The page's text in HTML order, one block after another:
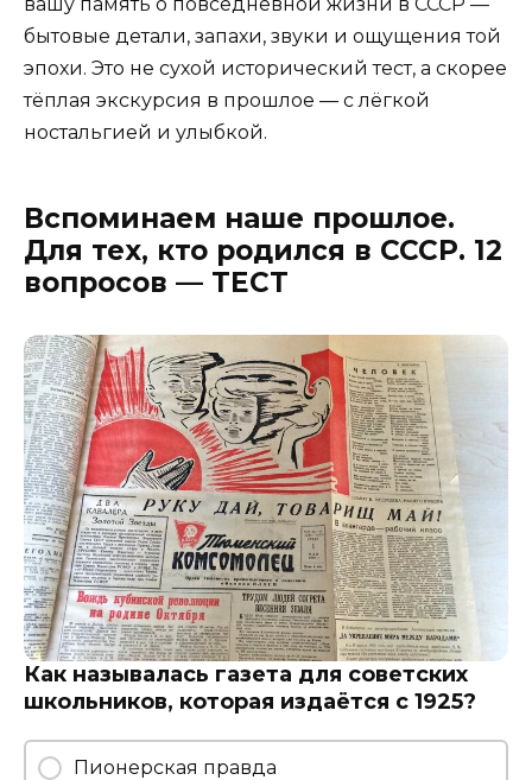
бытовые детали, запахи, звуки и ощущения той
эпохи. Это не сухой исторический тест, а скорее
тёплая экскурсия в прошлое — с лёгкой
ностальгией и улыбкой.
Вспоминаем наше прошлое.
Для тех, кто родился в СССР. 12
вопросов — ТЕСТ
Как называлась газета для советских
школьников, которая издаётся с 1925?
Пионерская правда